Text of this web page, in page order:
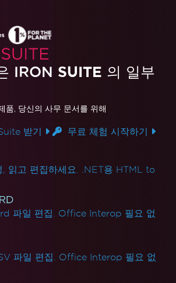
OCR을 수행하는 방법
IronOCR 사용하여 크로스 플랫폼
하는 방법을 알아보세요. 이 비디오
젝트에 통합하여 모바일 기기에서
드를 제공합니다.
IRON SUITE 의 일부
품, 당신의 사무 문서를 위해
받기 무료 체험 시작하기
, 읽고 편집하세요. .NET용 HTML to
파일 편집. Office Interop 필요 없
파일 편집. Office Interop 필요 없